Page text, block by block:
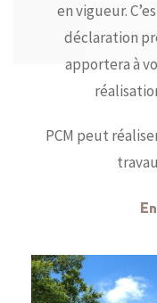
en vigueur.
déclaration
apportera à
PCM peut